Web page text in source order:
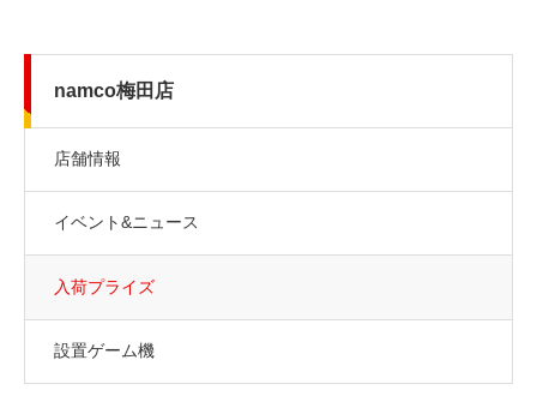
namco梅田店
店舗情報
イベント&ニュース
入荷プライズ
設置ゲーム機